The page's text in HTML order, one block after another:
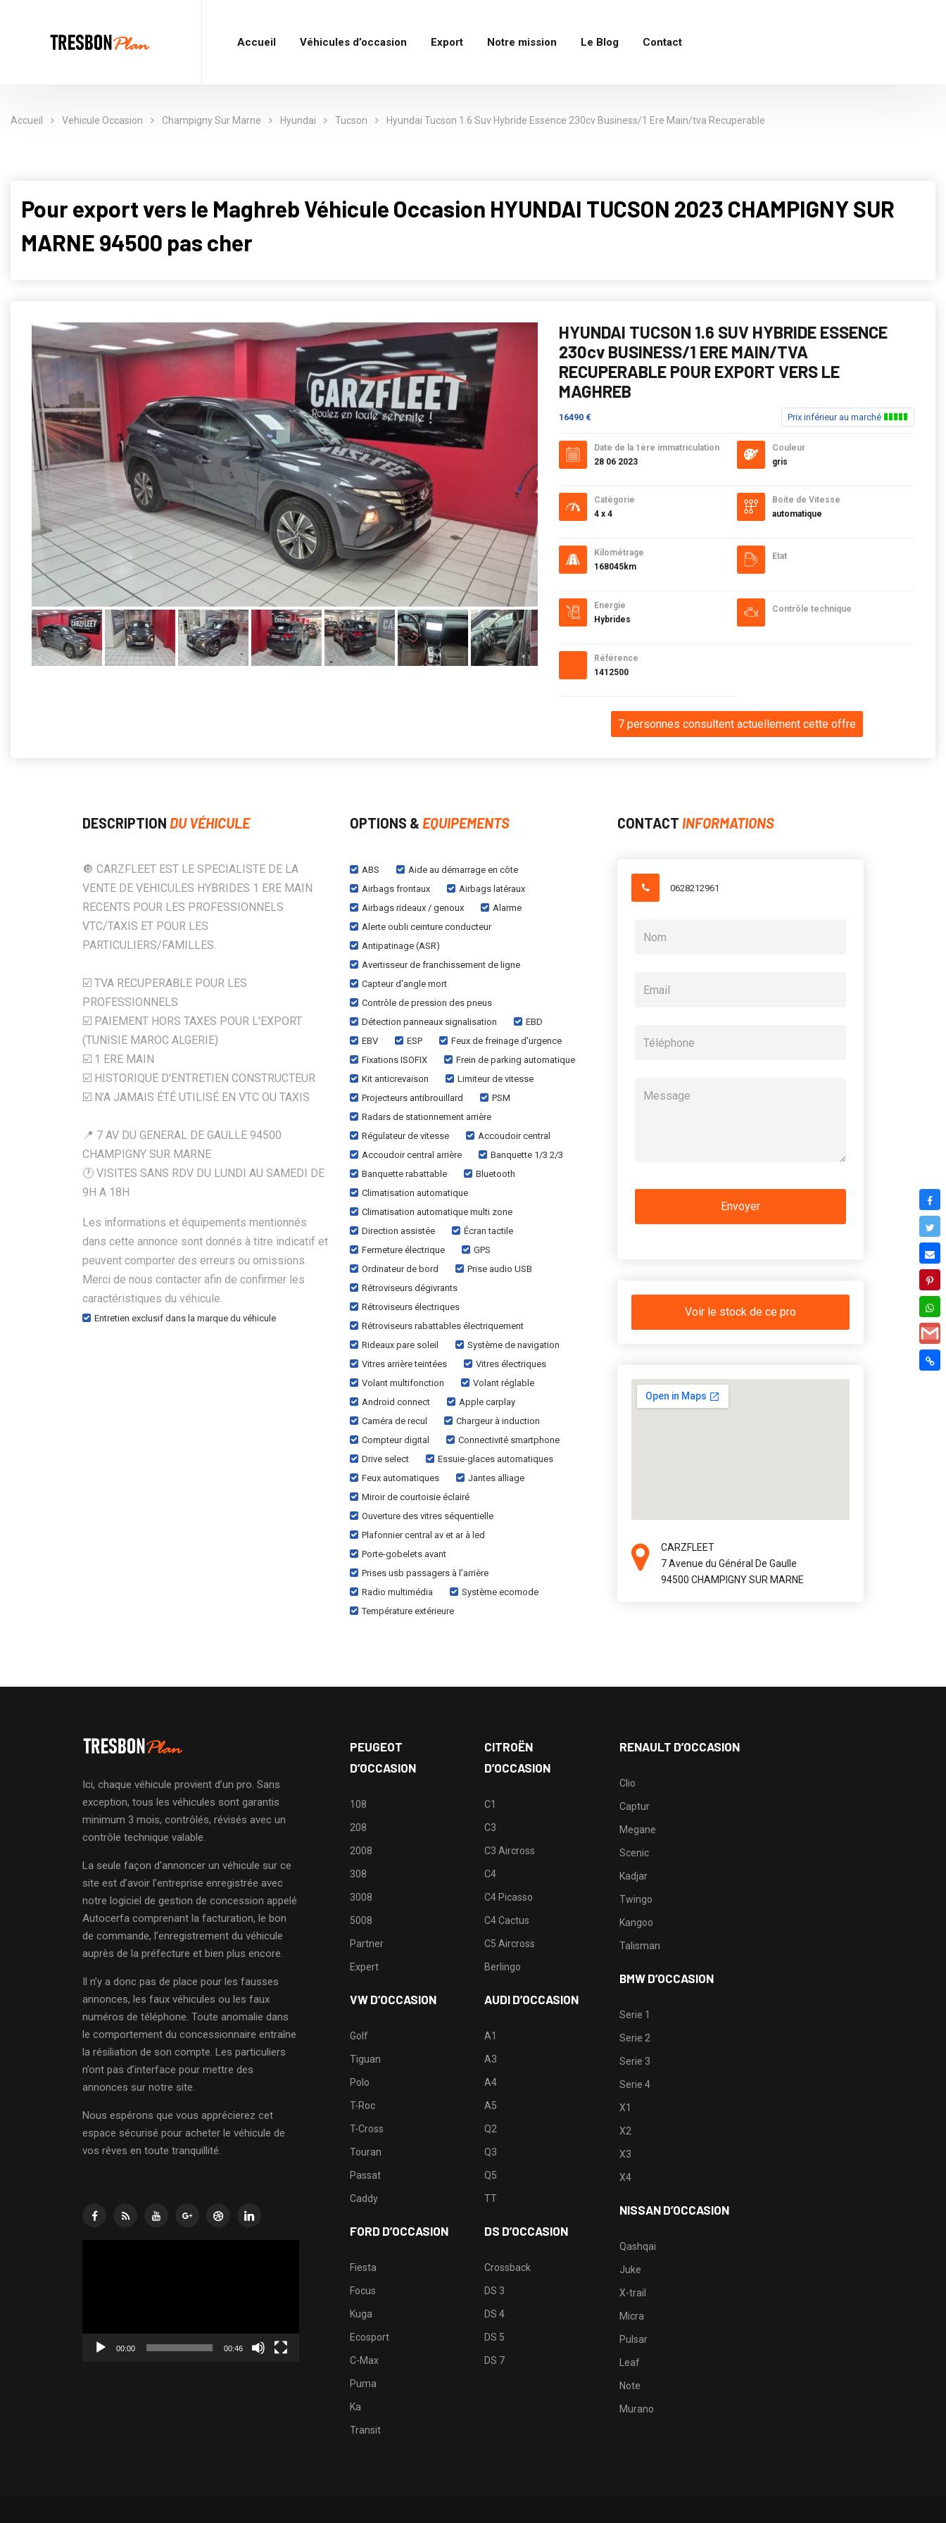
Accueil Véhicules d’occasion Export Notre mission Le Blog Contact
Accueil Vehicule Occasion Champigny Sur Marne Hyundai Tucson Hyundai Tucson 1.6 Suv Hybride Essence 230cv Business/1 Ere Main/tva Recuperable
Pour export vers le Maghreb Véhicule Occasion HYUNDAI TUCSON 2023 CHAMPIGNY SUR
MARNE 94500 pas cher
HYUNDAI TUCSON 1.6 SUV HYBRIDE ESSENCE
230cv BUSINESS/1 ERE MAIN/TVA
RECUPERABLE POUR EXPORT VERS LE
MAGHREB
16490 € Prix inférieur au marché
Date de la 1ère immatriculation
28 06 2023
Catégorie
4 x 4
Kilométrage
168045km
Energie
Hybrides
Référence
1412500
Couleur
gris
Boite de Vitesse
automatique
Etat
Contrôle technique
7 personnes consultent actuellement cette offre
DESCRIPTION DU VÉHICULE
🔘 CARZFLEET EST LE SPECIALISTE DE LA
VENTE DE VEHICULES HYBRIDES 1 ERE MAIN
RECENTS POUR LES PROFESSIONNELS
VTC/TAXIS ET POUR LES
PARTICULIERS/FAMILLES.
☑️ TVA RECUPERABLE POUR LES
PROFESSIONNELS
☑️ PAIEMENT HORS TAXES POUR L'EXPORT
(TUNISIE MAROC ALGERIE)
☑️ 1 ERE MAIN
☑️ HISTORIQUE D'ENTRETIEN CONSTRUCTEUR
☑️ N’A JAMAIS ÉTÉ UTILISÉ EN VTC OU TAXIS
📍 7 AV DU GENERAL DE GAULLE 94500
CHAMPIGNY SUR MARNE
🕐 VISITES SANS RDV DU LUNDI AU SAMEDI DE
9H A 18H
Les informations et équipements mentionnés
dans cette annonce sont donnés à titre indicatif et
peuvent comporter des erreurs ou omissions.
Merci de nous contacter afin de confirmer les
caractéristiques du véhicule.
Entretien exclusif dans la marque du véhicule
OPTIONS & EQUIPEMENTS
ABS
Aide au démarrage en côte
Airbags frontaux
Airbags latéraux
Airbags rideaux / genoux
Alarme
Alerte oubli ceinture conducteur
Antipatinage (ASR)
Avertisseur de franchissement de ligne
Capteur d'angle mort
Contrôle de pression des pneus
Détection panneaux signalisation
EBD
EBV
ESP
Feux de freinage d'urgence
Fixations ISOFIX
Frein de parking automatique
Kit anticrevaison
Limiteur de vitesse
Projecteurs antibrouillard
PSM
Radars de stationnement arrière
Régulateur de vitesse
Accoudoir central
Accoudoir central arrière
Banquette 1/3 2/3
Banquette rabattable
Bluetooth
Climatisation automatique
Climatisation automatique multi zone
Direction assistée
Écran tactile
Fermeture électrique
GPS
Ordinateur de bord
Prise audio USB
Rétroviseurs dégivrants
Rétroviseurs électriques
Rétroviseurs rabattables électriquement
Rideaux pare soleil
Système de navigation
Vitres arrière teintées
Vitres électriques
Volant multifonction
Volant réglable
Android connect
Apple carplay
Caméra de recul
Chargeur à induction
Compteur digital
Connectivité smartphone
Drive select
Essuie-glaces automatiques
Feux automatiques
Jantes alliage
Miroir de courtoisie éclairé
Ouverture des vitres séquentielle
Plafonnier central av et ar à led
Porte-gobelets avant
Prises usb passagers à l'arrière
Radio multimédia
Système ecomode
Température extérieure
CONTACT INFORMATIONS
0628212961
Voir le stock de ce pro
CARZFLEET
7 Avenue du Général De Gaulle
94500 CHAMPIGNY SUR MARNE
Ici, chaque véhicule provient d’un pro. Sans
exception, tous les véhicules sont garantis
minimum 3 mois, contrôlés, révisés avec un
contrôle technique valable.
La seule façon d’annoncer un véhicule sur ce
site est d’avoir l’entreprise enregistrée avec
notre logiciel de gestion de concession appelé
Autocerfa comprenant la facturation, le bon
de commande, l’enregistrement du véhicule
auprès de la préfecture et bien plus encore.
Il n’y a donc pas de place pour les fausses
annonces, les faux véhicules ou les faux
numéros de téléphone. Toute anomalie dans
le comportement du concessionnaire entraîne
la résiliation de son compte. Les particuliers
n’ont pas d’interface pour mettre des
annonces sur notre site.
Nous espérons que vous apprécierez cet
espace sécurisé pour acheter le véhicule de
vos rêves en toute tranquillité.
00:00 00:46
PEUGEOT
D’OCCASION
108
208
2008
308
3008
5008
Partner
Expert
VW D’OCCASION
Golf
Tiguan
Polo
T-Roc
T-Cross
Touran
Passat
Caddy
FORD D’OCCASION
Fiesta
Focus
Kuga
Ecosport
C-Max
Puma
Ka
Transit
CITROËN
D’OCCASION
C1
C3
C3 Aircross
C4
C4 Picasso
C4 Cactus
C5 Aircross
Berlingo
AUDI D’OCCASION
A1
A3
A4
A5
Q2
Q3
Q5
TT
DS D’OCCASION
Crossback
DS 3
DS 4
DS 5
DS 7
RENAULT D’OCCASION
Clio
Captur
Megane
Scenic
Kadjar
Twingo
Kangoo
Talisman
BMW D’OCCASION
Serie 1
Serie 2
Serie 3
Serie 4
X1
X2
X3
X4
NISSAN D’OCCASION
Qashqai
Juke
X-trail
Micra
Pulsar
Leaf
Note
Murano